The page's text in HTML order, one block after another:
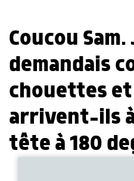
Coucou Sam.
demandais
chouettes
arrivent-ils
tête à 180